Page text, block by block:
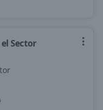
Sector